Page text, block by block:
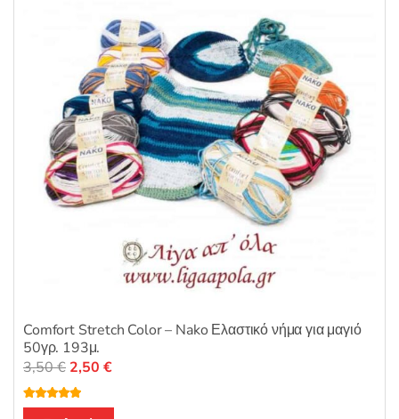
Comfort Stretch Color – Nako Ελαστικό νήμα για μαγιό
50γρ. 193μ.
Βαθμολογή
3,50€ Original
price
was:
2,50 €Η
τιμή